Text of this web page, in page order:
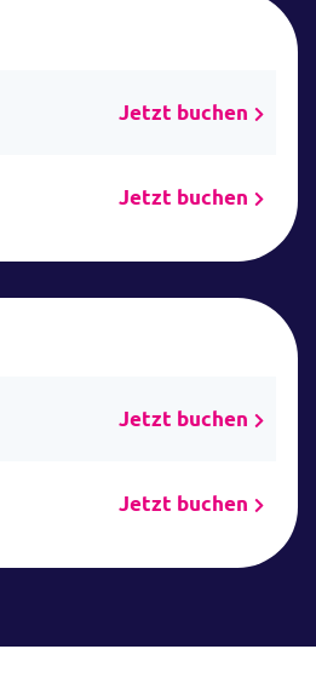
Jetzt buchen
Jetzt buchen
Jetzt buchen
Jetzt buchen